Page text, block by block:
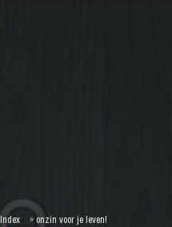
Index » onzin voor je leven!